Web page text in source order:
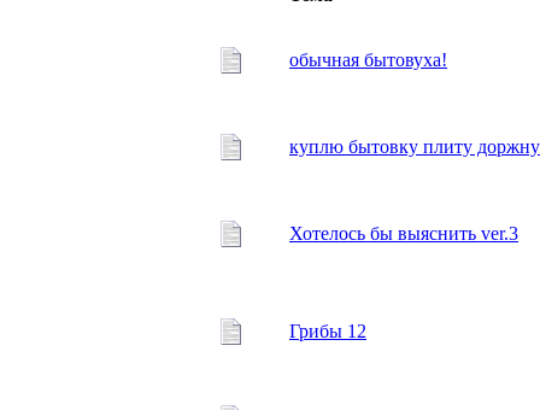
обычная бытовуха!
куплю бытовку плиту
Хотелось бы выяснить ver.3
Грибы 12